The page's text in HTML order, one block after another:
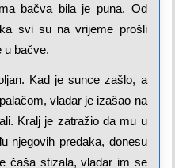
bačva bila je puna. Od
svi su na vrijeme prošli
u bačve.
Kad je sunce zašlo, a
vladar je izašao na
Kralj je zatražio da mu u
njegovih predaka, donesu
čaša stizala, vladar im se